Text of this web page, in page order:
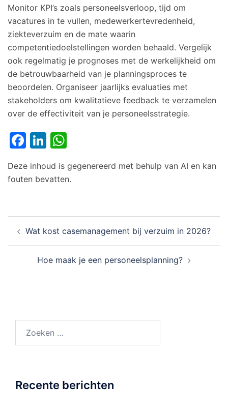
Monitor KPI’s zoals personeelsverloop, tijd om
vacatures in te vullen, medewerkertevredenheid,
ziekteverzuim en de mate waarin
competentiedoelstellingen worden behaald. Vergelijk
ook regelmatig je prognoses met de werkelijkheid om
de betrouwbaarheid van je planningsproces te
beoordelen. Organiseer jaarlijks evaluaties met
stakeholders om kwalitatieve feedback te verzamelen
over de effectiviteit van je personeelsstrategie.
Facebook
LinkedIn
Deze inhoud is gegenereerd met behulp van AI en kan
fouten bevatten.
navigatie
Wat kost casemanagement bij verzuim in 2026?
Hoe maak je een personeelsplanning?
naar:
Recente berichten